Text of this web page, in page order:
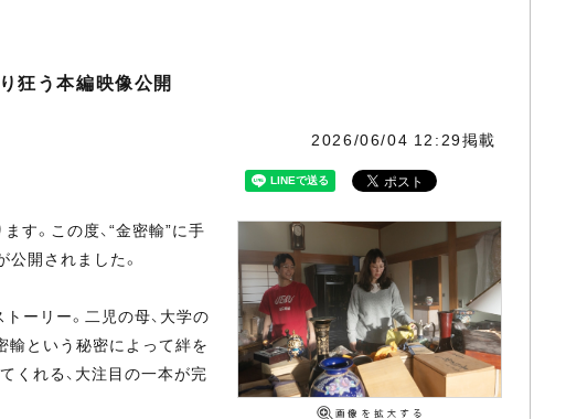
狂う本編映像公開
2026/06/04 12:29掲載
す。この度、“金密輸”に手
開されました。
ーリー。二児の母、大学の
輸という秘密によって絆を
くれる、大注目の一本が完